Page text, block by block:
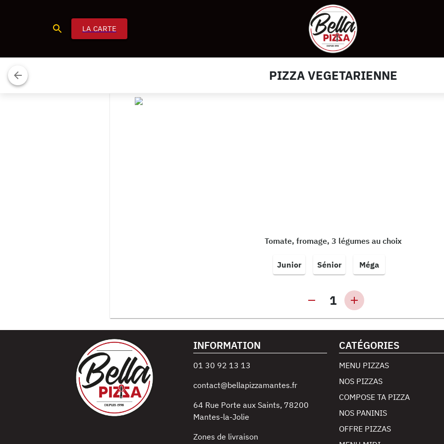
LA CARTE
PIZZA VEGETARIENNE
Tomate, fromage, 3 légumes au choix
Junior Sénior Méga
1
INFORMATION
01 30 92 13 13
contact@bellapizzamantes.fr
64 Rue Porte aux Saints, 78200
Mantes-la-Jolie
Zones de livraison
CATÉGORIES
MENU PIZZAS
NOS PIZZAS
COMPOSE TA PIZZA
NOS PANINIS
OFFRE PIZZAS